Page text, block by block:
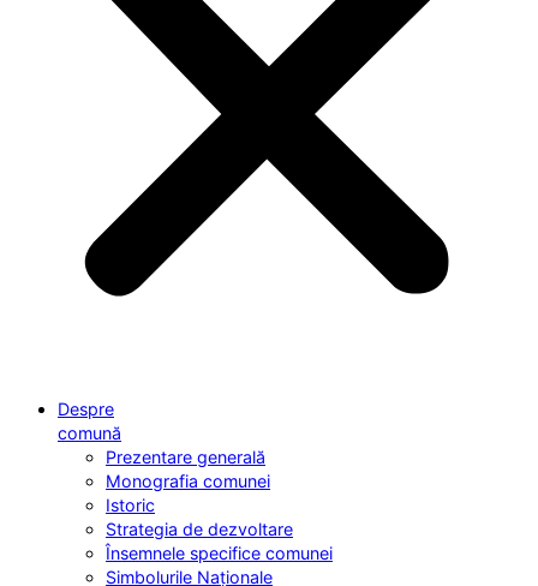
Despre
comună
Prezentare generală
Monografia comunei
Istoric
Strategia de dezvoltare
Însemnele specifice comunei
Simbolurile Naționale